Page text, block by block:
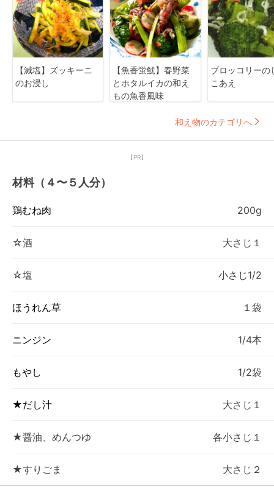
【減塩】ズッキーニ
のお浸し
【魚香蛍魷】春野菜
とホタルイカの和え
もの魚香風味
ブロッコリーの
こあえ
和え物のカテゴリへ
【PR】
材料（４〜５人分）
鶏むね肉 200g
☆酒 大さじ１
☆塩 小さじ1/2
ほうれん草 １袋
ニンジン 1/4本
もやし 1/2袋
★だし汁 大さじ１
★醤油、めんつゆ 各小さじ１
★すりごま 大さじ２